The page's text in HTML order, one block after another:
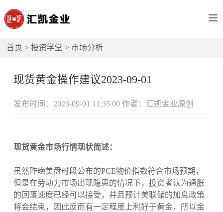
首页 >投资学堂 >市场分析
现货黄金操作建议2023-09-01
发布时间：2023-09-01 11:35:00 作者：汇凯金业原创
现货黄金市场行情现状简述：
虽然昨晚美盘时段公布的PCE物价指数符合市场预期，
但是在劳动力市场出现隐患的情况下，投资者认为通胀
的回落速度已经可以接受，并且预计美联储的加息政策
将会结束，因此反而有一定程度上利好于黄金，所以金